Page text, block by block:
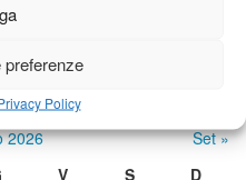
Policy
2026
Set »
V S
D